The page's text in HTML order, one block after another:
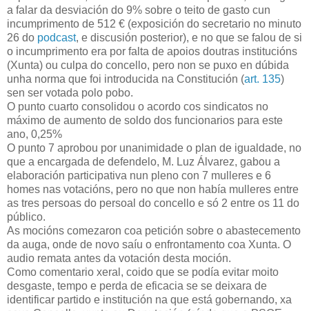
a falar da desviación do 9% sobre o teito de gasto cun
incumprimento de 512 € (exposición do secretario no minuto
26 do podcast, e discusión posterior), e no que se falou de si
o incumprimento era por falta de apoios doutras institucións
(Xunta) ou culpa do concello, pero non se puxo en dúbida
unha norma que foi introducida na Constitución (art. 135)
sen ser votada polo pobo.
O punto cuarto consolidou o acordo cos sindicatos no
máximo de aumento de soldo dos funcionarios para este
ano, 0,25%
O punto 7 aprobou por unanimidade o plan de igualdade, no
que a encargada de defendelo, M. Luz Álvarez, gabou a
elaboración participativa nun pleno con 7 mulleres e 6
homes nas votacións, pero no que non había mulleres entre
as tres persoas do persoal do concello e só 2 entre os 11 do
público.
As mocións comezaron coa petición sobre o abastecemento
da auga, onde de novo saíu o enfrontamento coa Xunta. O
audio remata antes da votación desta moción.
Como comentario xeral, coido que se podía evitar moito
desgaste, tempo e perda de eficacia se se deixara de
identificar partido e institución na que está gobernando, xa